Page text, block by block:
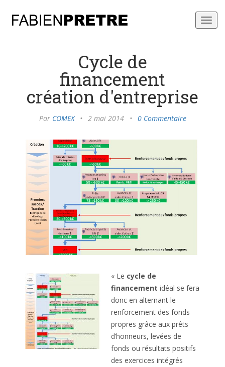
Cycle de
financement
création d'entreprise
Par COMEX • 2 mai 2014 • 0 Commentaire
« Le cycle de
financement idéal se fera
donc en alternant le
renforcement des fonds
propres grâce aux prêts
d’honneurs, levées de
fonds ou résultats positifs
des exercices intégrés